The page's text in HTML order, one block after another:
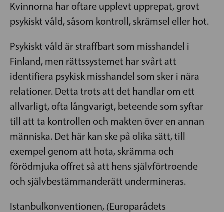
Kvinnorna har oftare upplevt upprepat, grovt
psykiskt våld, såsom kontroll, skrämsel eller hot.
Psykiskt våld är straffbart som misshandel i
Finland, men rättssystemet har svårt att
identifiera psykisk misshandel som sker i nära
relationer. Detta trots att det handlar om ett
allvarligt, ofta långvarigt, beteende som syftar
till att ta kontrollen och makten över en annan
människa. Det här kan ske på olika sätt, till
exempel genom att hota, skrämma och
förödmjuka offret så att hens självförtroende
och självbestämmanderätt undermineras.
Istanbulkonventionen, (Europarådets